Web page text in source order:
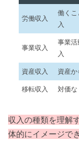
労働収入
働くこ
入
事業収入
事業活
入
資産収入 資産
移転収入 対価な
収入の種類を理解
体的にイメージで